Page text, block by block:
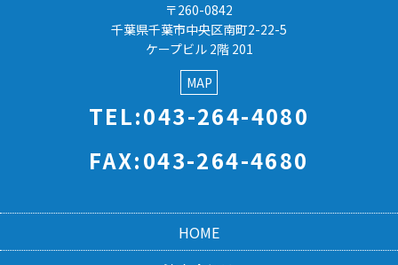
〒260-0842
千葉県千葉市中央区南町2-22-5
ケープビル 2階 201
MAP
TEL:043-264-4080
FAX:043-264-4680
HOME